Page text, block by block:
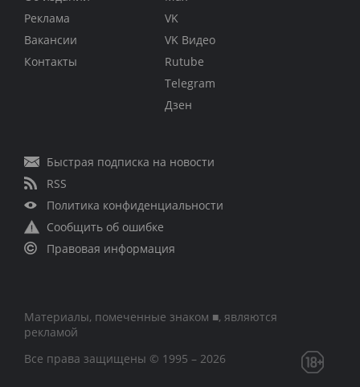
Реклама
Вакансии
Контакты
VK
VK Видео
Rutube
Telegram
Дзен
Быстрая подписка на новости
RSS
Политика конфиденциальности
Сообщить об ошибке
Правовая информация
Материалы, помеченные знаком ■, являются
рекламой
Все права защищены © 1995 – 2026